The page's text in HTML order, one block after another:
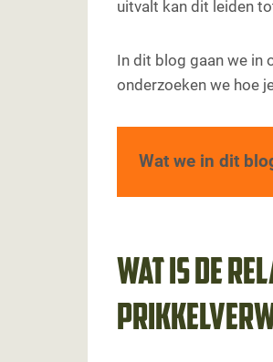
uitvalt kan dit leiden
In dit blog gaan we in
onderzoeken we hoe
Wat we in dit
Oorzaken van
Praktische
Voeding
Wat is de